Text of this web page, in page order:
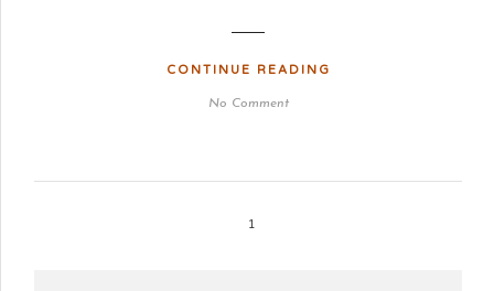
CONTINUE READING
No Comment
1